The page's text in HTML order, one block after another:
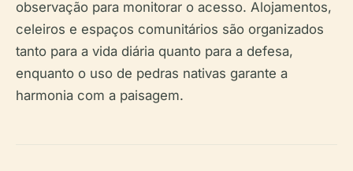
observação para monitorar o acesso. Alojamentos,
celeiros e espaços comunitários são organizados
tanto para a vida diária quanto para a defesa,
enquanto o uso de pedras nativas garante a
harmonia com a paisagem.